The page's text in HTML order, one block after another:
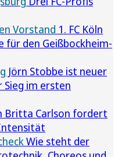
Vorstand 1. FC Köln
den Geißbockheim-
Jörn Stobbe ist neuer
Sieg im ersten
Britta Carlson fordert
Wie steht der